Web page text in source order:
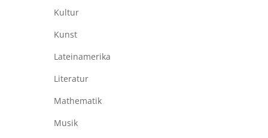
Kultur
Kunst
Lateinamerika
Literatur
Mathematik
Musik